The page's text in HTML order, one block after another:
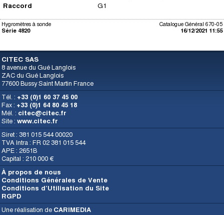
Raccord
G1
Catalogue Général 670-05
16/12/2021 11:55
Hygromètres à sonde
Série 4820
CITEC SAS
8 avenue du Gué Langlois
ZAC du Gué Langlois
77600 Bussy Saint Martin France
Tél. : +33 (0)1 60 37 45 00
Fax : +33 (0)1 64 80 45 18
Mél. : citec@citec.fr
Site : www.citec.fr
Siret : 381 015 544 00020
TVA Intra : FR 02 381 015 544
APE : 2651B
Capital : 210 000 €
À propos de nous
Conditions Générales de Vente
Conditions d’Utilisation du Site
RGPD
Une réalisation de CARIMEDIA